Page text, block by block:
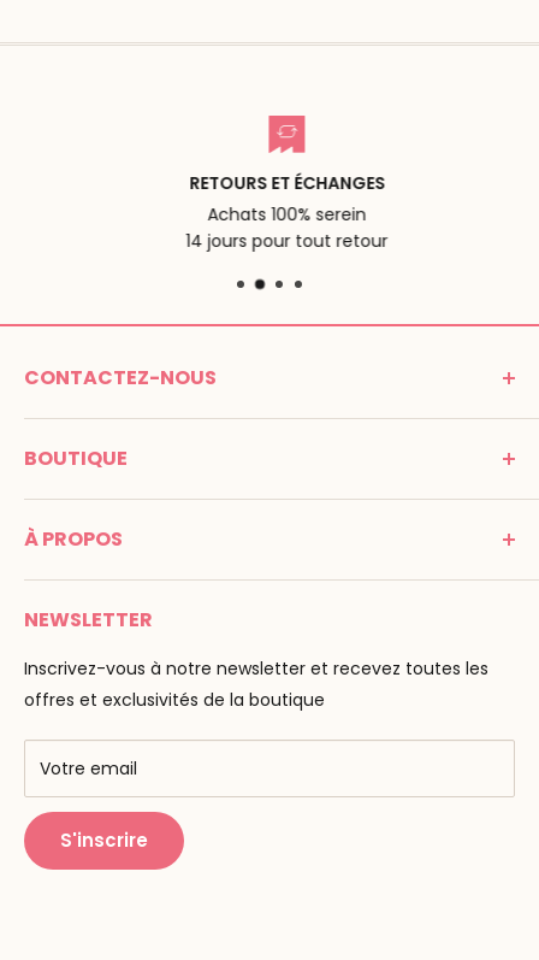
RETOURS ET ÉCHANGES
Achats 100% serein
14 jours pour tout retour
CONTACTEZ-NOUS
MONTESSORI SPIRIT
Promenade Jean Dalba
Tél : 05 53 61 21 26
Email :info@montessori-spirit.com
BOUTIQUE
C G V
Mentions légales
Paiement
Livraison
F.A.Q
À PROPOS
Montessori Spirit
Maria Montessori
La pédagogie
Nos marques
Centres de formation
Public Montessori
NEWSLETTER
Inscrivez-vous à notre newsletter et recevez toutes les
offres et exclusivités de la boutique
Votre email
S'inscrire